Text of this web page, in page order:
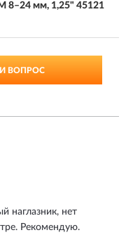
8–24 мм, 1,25" 45121
ВОПРОС
наглазник, нет
Рекомендую.